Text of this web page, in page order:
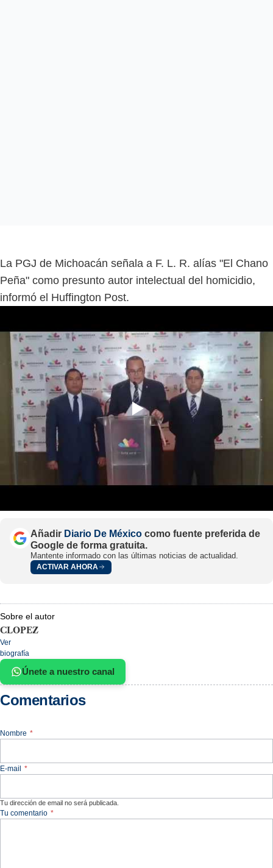
La PGJ de Michoacán señala a F. L. R. alías "El Chano
Peña" como presunto autor intelectual del homicidio,
informó el Huffington Post.
Añadir Diario De México como fuente preferida de
Google de forma gratuita.
Mantente informado con las últimas noticias de actualidad.
ACTIVAR AHORA
Sobre el autor
CLOPEZ
Ver
biografía
Únete a nuestro canal
Comentarios
Nombre *
E-mail *
Tu dirección de email no será publicada.
Tu comentario *